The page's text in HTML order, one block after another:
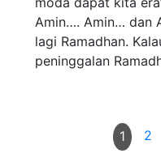
Amin…. Amin… dan
lagi Ramadhan.
peninggalan
1 2